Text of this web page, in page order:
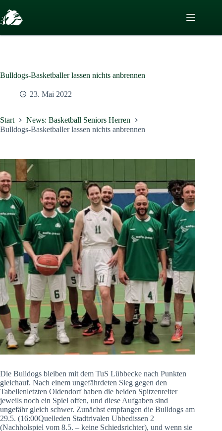
Inhalt
springen
Bulldogs-Basketballer lassen nichts anbrennen
23. Mai 2022
Start
News: Basketball Seniors Herren
Bulldogs-Basketballer lassen nichts anbrennen
Die Bulldogs bleiben mit dem TuS Lübbecke nach Punkten
gleichauf. Nach einem ungefährdeten Sieg gegen den
Tabellenletzten Oldendorf haben die beiden Spitzenreiter
jeweils noch ein Spiel offen, und diese Aufgaben sind
ungefähr gleich schwer. Zunächst empfangen die Bulldogs am
29.5. (16:00Quelleden Stadtrivalen Ubbedissen 2
(Nachholspiel vom 8.5. – keine Schiedsrichter), und wenn sie